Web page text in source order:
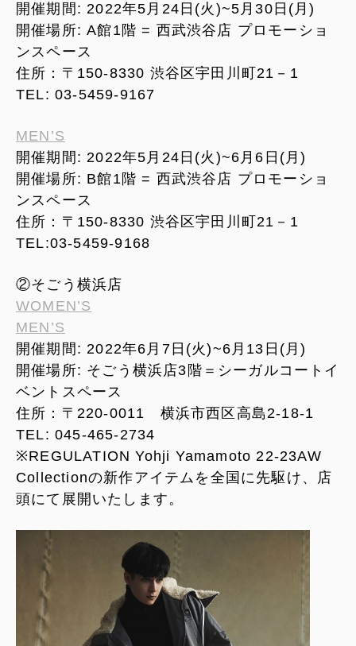
開催期間: 2022年5月24日(火)~5月30日(月)
開催場所: A館1階 = 西武渋谷店 プロモーショ
ンスペース
住所：〒150-8330 渋谷区宇田川町21－1
TEL: 03-5459-9167
MEN’S
開催期間: 2022年5月24日(火)~6月6日(月)
開催場所: B館1階 = 西武渋谷店 プロモーショ
ンスペース
住所：〒150-8330 渋谷区宇田川町21－1
TEL:03-5459-9168
②そごう横浜店
WOMEN’S
MEN’S
開催期間: 2022年6月7日(火)~6月13日(月)
開催場所: そごう横浜店3階＝シーガルコートイ
ベントスペース
住所：〒220-0011 横浜市西区高島2-18-1
TEL: 045-465-2734
※REGULATION Yohji Yamamoto 22-23AW
Collectionの新作アイテムを全国に先駆け、店
頭にて展開いたします。